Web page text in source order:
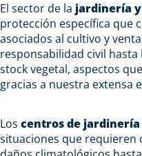
El sector de la jardinería
protección específica que
asociados al cultivo y
responsabilidad civil
stock vegetal, aspectos
gracias a nuestra extensa
Los centros de jardinería
situaciones que requieren